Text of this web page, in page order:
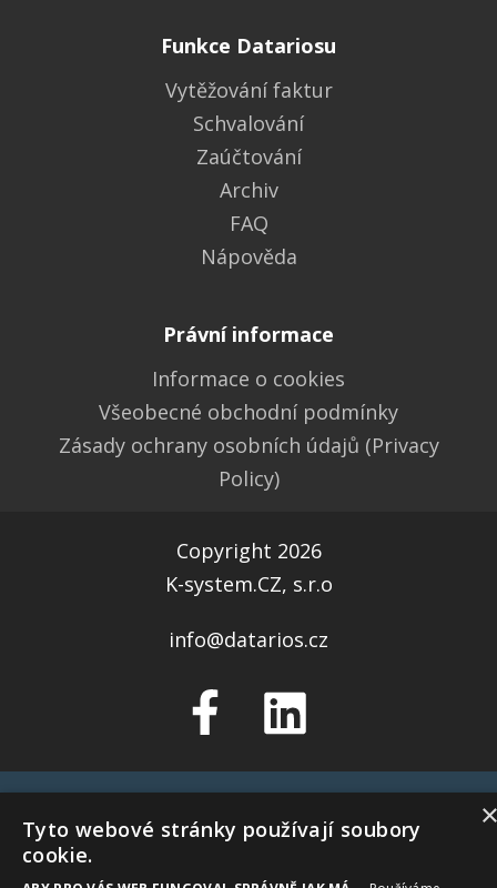
Funkce Datariosu
Vytěžování faktur
Schvalování
Zaúčtování
Archiv
FAQ
Nápověda
Právní informace
Informace o cookies
Všeobecné obchodní podmínky
Zásady ochrany osobních údajů (Privacy
Policy)
Copyright 2026
K-system.CZ, s.r.o
info@datarios.cz
Tyto webové stránky používají soubory
cookie.